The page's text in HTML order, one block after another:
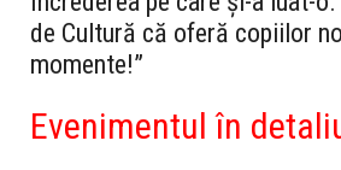
de Cultură că oferă copiilor
momente!”
Evenimentul în